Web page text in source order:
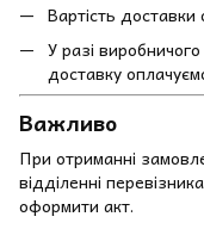
Вартість
У разі
доставку
Важливо
При отриманні
відділенні
оформити акт.